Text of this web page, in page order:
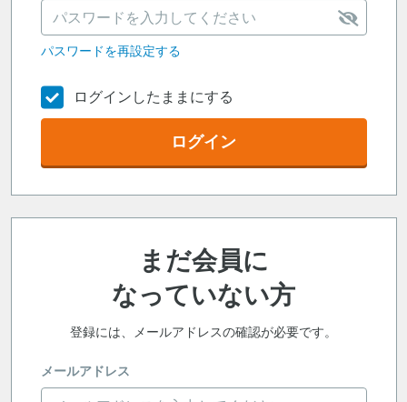
パスワードを再設定する
ログインしたままにする
ログイン
まだ会員に
なっていない方
登録には、メールアドレスの確認が必要です。
メールアドレス